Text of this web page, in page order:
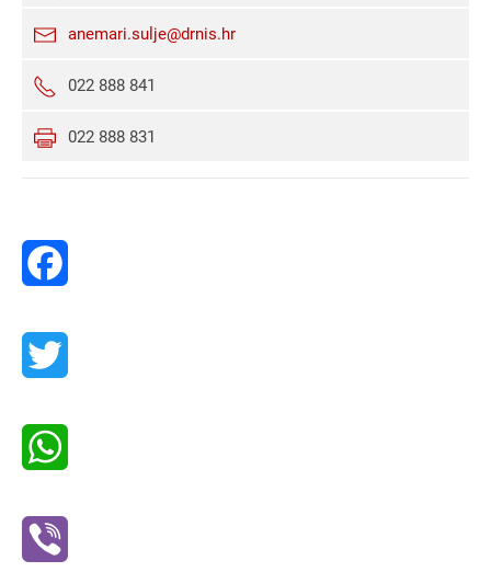
anemari.sulje@drnis.hr
022 888 841
022 888 831